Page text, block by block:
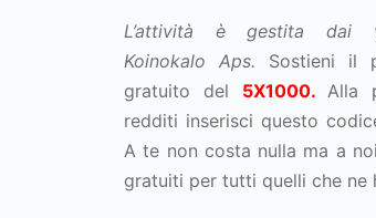
L’attività è gestita dai
Koinokalo Aps. Sostieni il
gratuito del 5X1000. Alla
redditi inserisci questo
A te non costa nulla ma a
gratuiti per tutti quelli che ne